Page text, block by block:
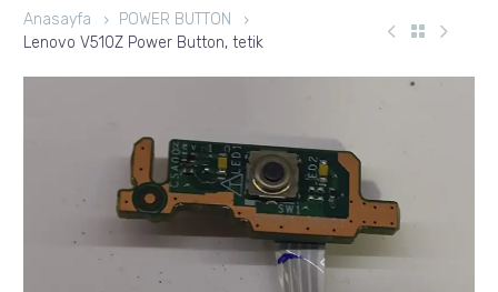
Anasayfa
POWER BUTTON
Lenovo V510Z Power Button, tetik